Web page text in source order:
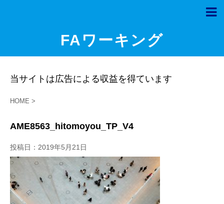
FAワーキング
当サイトは広告による収益を得ています
HOME >
AME8563_hitomoyou_TP_V4
投稿日： 2019年5月21日